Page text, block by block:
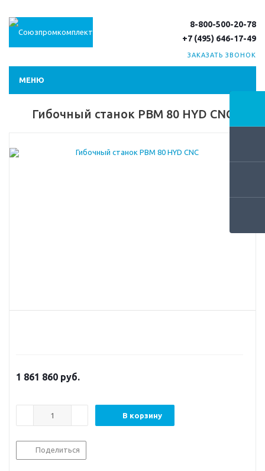
8-800-500-20-78
+7 (495) 646-17-49
ЗАКАЗАТЬ ЗВОНОК
МЕНЮ
Гибочный станок PBM 80 HYD СNC
1 861 860 руб.
В корзину
Поделиться